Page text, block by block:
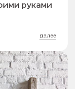
руками
далее